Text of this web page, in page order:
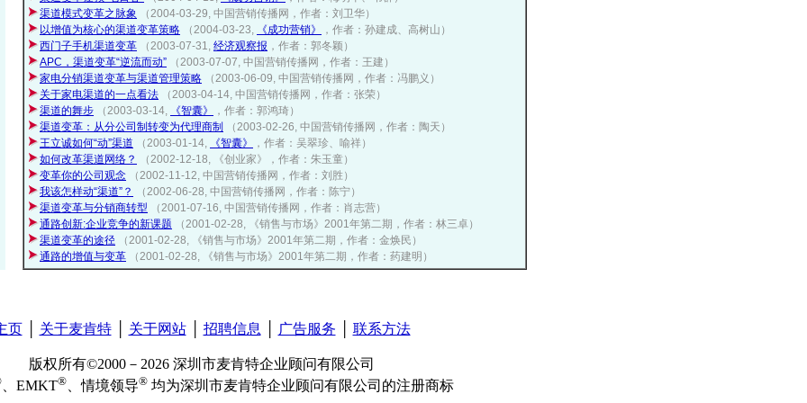
渠道模式变革之脉象
（2004-03-29, 中国营销传播网，作者：刘卫华）
以增值为核心的渠道变革策略
（2004-03-23, 《成功营销》
，作者：孙建成、高树山）
西门子手机渠道变革
（2003-07-31, 经济观察报 ，作者：郭冬颖）
APC，渠道变革“逆流而动”
（2003-07-07, 中国营销传播网，作者：王建）
家电分销渠道变革与渠道管理策略
（2003-06-09, 中国营销传播网，作者：冯鹏义）
关于家电渠道的一点看法
（2003-04-14, 中国营销传播网，作者：张荣）
渠道的舞步
（2003-03-14, 《智囊》
，作者：郭鸿琦）
渠道变革：从分公司制转变为代理商制
（2003-02-26, 中国营销传播网，作者：陶天）
王立诚如何“动”渠道
（2003-01-14, 《智囊》
，作者：吴翠珍、喻祥）
如何改革渠道网络？
（2002-12-18, 《创业家》，作者：朱玉童）
变革你的公司观念
（2002-11-12, 中国营销传播网，作者：刘胜）
我该怎样动“渠道”？
（2002-06-28, 中国营销传播网，作者：陈宁）
渠道变革与分销商转型
（2001-07-16, 中国营销传播网，作者：肖志营）
通路创新:企业竞争的新课题
（2001-02-28, 《销售与市场》2001年第二期，作者：林三卓）
渠道变革的途径
（2001-02-28, 《销售与市场》2001年第二期，作者：金焕民）
通路的增值与变革
（2001-02-28, 《销售与市场》2001年第二期，作者：药建明）
页│ 关于麦肯特│ 关于网站│ 招聘信息 广告服务 联系方法
版权所有©2000－2026 深圳市麦肯特企业顾问有限公司
、EMKT® 、情境领导® 均为深圳市麦肯特企业顾问有限公司的注册商标